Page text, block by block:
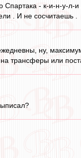
Спартака - к-и-н-у-л-и .
. И не сосчитаешь .
ну,
трансферы или